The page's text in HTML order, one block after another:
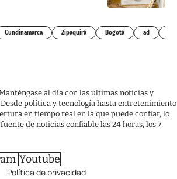
Cundinamarca Zipaquirá Bogotá ad
al día con las últimas noticias y
política y tecnología hasta entretenimiento
en tiempo real en la que puede confiar, lo
de noticias confiable las 24 horas, los 7
Youtube
Política de privacidad